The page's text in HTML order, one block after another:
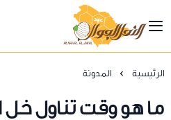
النحل الجوال
الرئيسية المدونة
ما هو وقت تناول خل